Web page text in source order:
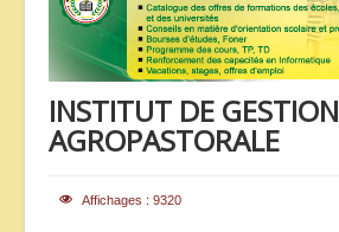
FAQ
CONTACTS
TELECHARGEMENTS
ANNONCES
INSTITUT DE GESTION
AGROPASTORALE
Affichages : 9320